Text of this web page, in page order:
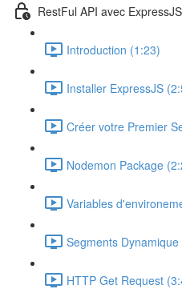
RestFul API avec ExpressJS
Introduction (1:23)
Installer ExpressJS
Créer votre Premier
Nodemon Package
Variables
Segments Dynamique
HTTP Get Request